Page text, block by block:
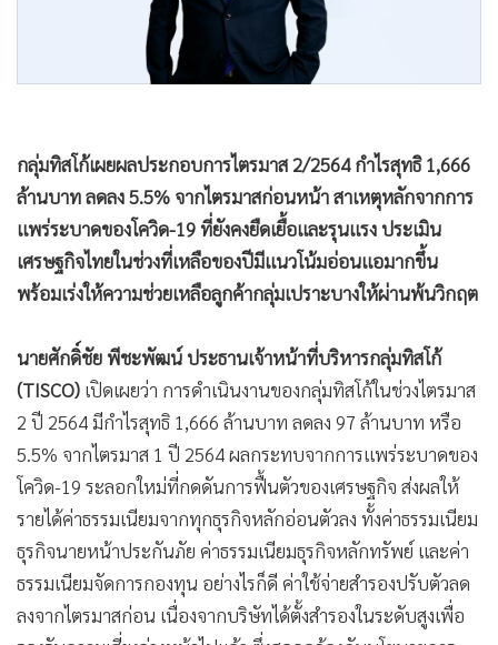
• เศรษฐกิจ-ธุรกิจ
• ชุมชน-คุณภาพชีวิต
• อาชญากรรม
• Motoring
• เกม
• วิทยาศาสตร์
• หุ้น
• อินโดจีน
• กองทุนรวม
• Celeb Online
Factcheck
ญี่ปุ่น
•
News1
• Gotomanager
กลุ่มทิสโก้เผยผลประกอบการไตรมาส 2/2564 กำไรสุทธิ 1,666
ล้านบาท ลดลง 5.5% จากไตรมาสก่อนหน้า สาเหตุหลักจากการ
แพร่ระบาดของโควิด-19 ที่ยังคงยืดเยื้อและรุนแรง ประเมิน
เศรษฐกิจไทยในช่วงที่เหลือของปีมีแนวโน้มอ่อนแอมากขึ้น
พร้อมเร่งให้ความช่วยเหลือลูกค้ากลุ่มเปราะบางให้ผ่านพ้นวิกฤต
นายศักดิ์ชัย พีชะพัฒน์ ประธานเจ้าหน้าที่บริหารกลุ่มทิสโก้
(TISCO) เปิดเผยว่า การดำเนินงานของกลุ่มทิสโก้ในช่วงไตรมาส
2 ปี 2564 มีกำไรสุทธิ 1,666 ล้านบาท ลดลง 97 ล้านบาท หรือ
5.5% จากไตรมาส 1 ปี 2564 ผลกระทบจากการแพร่ระบาดของ
โควิด-19 ระลอกใหม่ที่กดดันการฟื้นตัวของเศรษฐกิจ ส่งผลให้
รายได้ค่าธรรมเนียมจากทุกธุรกิจหลักอ่อนตัวลง ทั้งค่าธรรมเนียม
ธุรกิจนายหน้าประกันภัย ค่าธรรมเนียมธุรกิจหลักทรัพย์ และค่า
ธรรมเนียมจัดการกองทุน อย่างไรก็ดี ค่าใช้จ่ายสำรองปรับตัวลด
ลงจากไตรมาสก่อน เนื่องจากบริษัทได้ตั้งสำรองในระดับสูงเพื่อ